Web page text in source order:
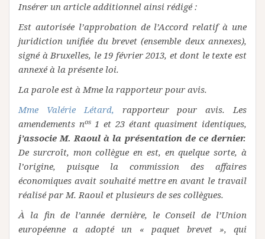
Insérer un article additionnel ainsi rédigé :
Est autorisée l’approbation de l’Accord relatif à une
juridiction unifiée du brevet (ensemble deux annexes),
signé à Bruxelles, le 19 février 2013, et dont le texte est
annexé à la présente loi.
La parole est à Mme la rapporteur pour avis.
Mme Valérie Létard, rapporteur pour avis. Les
amendements nos1 et 23 étant quasiment identiques,
j’associe M. Raoul à la présentation de ce dernier.
De surcroît, mon collègue en est, en quelque sorte, à
l’origine, puisque la commission des affaires
économiques avait souhaité mettre en avant le travail
réalisé par M. Raoul et plusieurs de ses collègues.
À la fin de l’année dernière, le Conseil de l’Union
européenne a adopté un « paquet brevet », qui